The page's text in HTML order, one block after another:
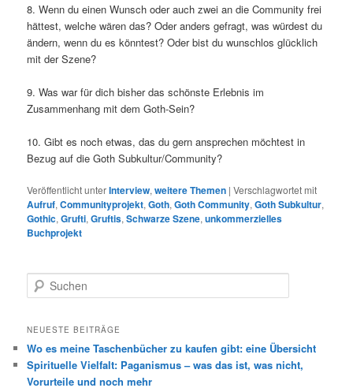
8. Wenn du einen Wunsch oder auch zwei an die Community frei
hättest, welche wären das? Oder anders gefragt, was würdest du
ändern, wenn du es könntest? Oder bist du wunschlos glücklich
mit der Szene?
9. Was war für dich bisher das schönste Erlebnis im
Zusammenhang mit dem Goth-Sein?
10. Gibt es noch etwas, das du gern ansprechen möchtest in
Bezug auf die Goth Subkultur/Community?
Veröffentlicht unterInterview,weitere Themen |Verschlagwortet mit
Aufruf,Communityprojekt,Goth,Goth Community,Goth Subkultur,
Gothic,Grufti,Gruftis,Schwarze Szene,unkommerzielles
Buchprojekt
u
h
n
NEUESTE BEITRÄGE
Wo es meine Taschenbücher zu kaufen gibt: eine Übersicht
Spirituelle Vielfalt: Paganismus – was das ist, was nicht,
Vorurteile und noch mehr